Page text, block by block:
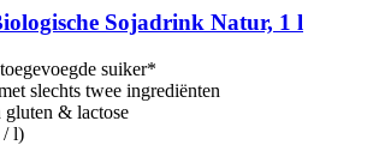
Sojadrink Natur, 1 l
suiker*
slechts twee ingrediënten
& lactose
/ l)